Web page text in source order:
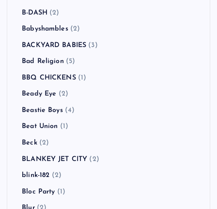
B-DASH (2)
Babyshambles(2)
BACKYARD BABIES (3)
Bad Religion (5)
BBQ CHICKENS(1)
Beady Eye (2)
Beastie Boys(4)
Beat Union (1)
Beck(2)
BLANKEY JET CITY (2)
blink-182 (2)
Bloc Party (1)